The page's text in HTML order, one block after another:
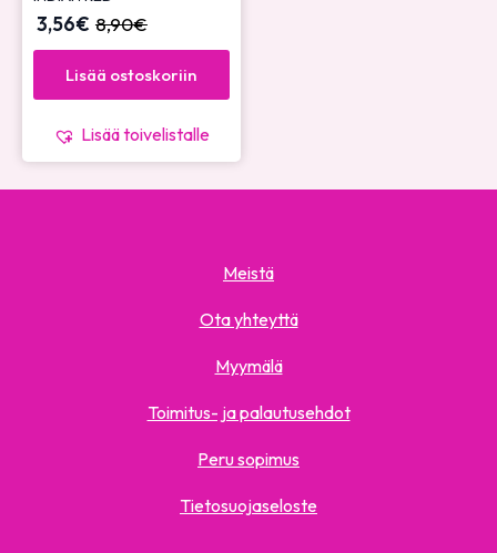
8,90€
3,56€
Lisää ostoskoriin
Lisää toivelistalle
Meistä
Ota yhteyttä
Myymälä
Toimitus- ja palautusehdot
Peru sopimus
Tietosuojaseloste